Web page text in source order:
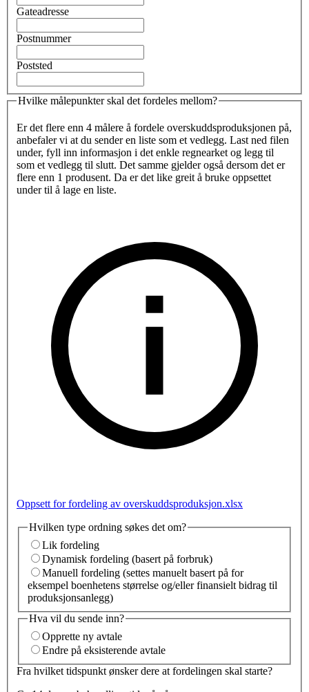
Gateadresse
Postnummer
Poststed
Hvilke målepunkter skal det fordeles mellom?
Er det flere enn 4 målere å fordele overskuddsproduksjonen på,
anbefaler vi at du sender en liste som et vedlegg. Last ned filen
under, fyll inn informasjon i det enkle regnearket og legg til
som et vedlegg til slutt. Det samme gjelder også dersom det er
flere enn 1 produsent. Da er det like greit å bruke oppsettet
under til å lage en liste.
Oppsett for fordeling av overskuddsproduksjon.xlsx
Hvilken type ordning søkes det om?
Lik fordeling
Dynamisk fordeling (basert på forbruk)
Manuell fordeling (settes manuelt basert på for
eksempel boenhetens størrelse og/eller finansielt bidrag til
produksjonsanlegg)
Hva vil du sende inn?
Opprette ny avtale
Endre på eksisterende avtale
Fra hvilket tidspunkt ønsker dere at fordelingen skal starte?